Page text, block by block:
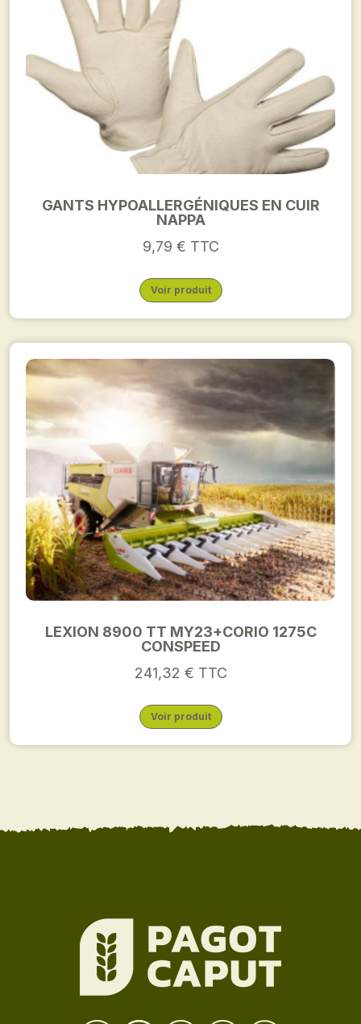
GANTS HYPOALLERGÉNIQUES EN CUIR
NAPPA
9,79 € TTC
Voir produit
LEXION 8900 TT MY23+CORIO 1275C
CONSPEED
241,32 € TTC
Voir produit